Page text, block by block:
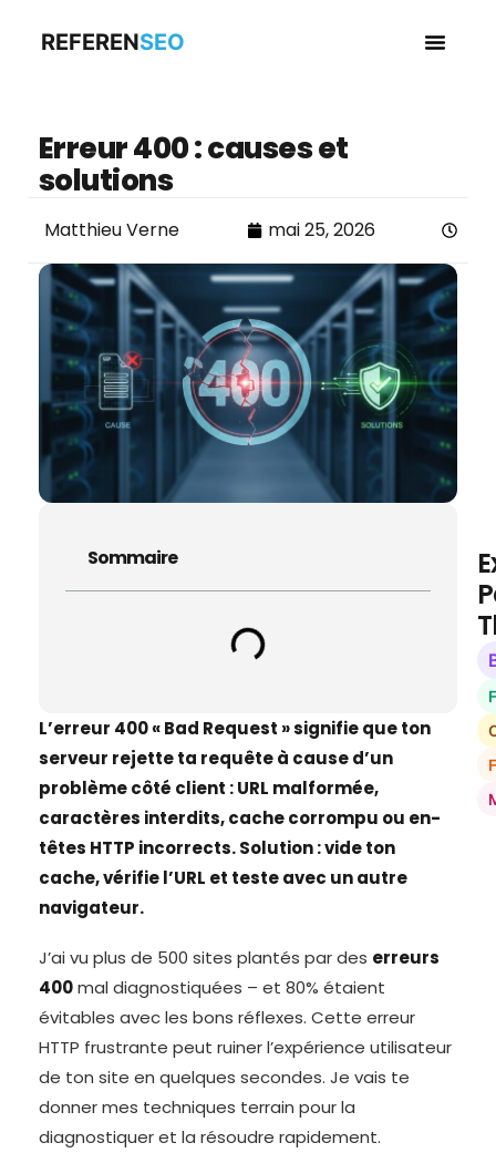
REFERENSEO
Erreur 400 : causes et
solutions
Matthieu Verne mai 25, 2026
Sommaire
L’erreur 400 « Bad Request » signifie que ton
serveur rejette ta requête à cause d’un
problème côté client : URL malformée,
caractères interdits, cache corrompu ou en-
têtes HTTP incorrects. Solution : vide ton
cache, vérifie l’URL et teste avec un autre
navigateur.
J’ai vu plus de 500 sites plantés par des erreurs
400mal diagnostiquées – et 80% étaient
évitables avec les bons réflexes. Cette erreur
HTTP frustrante peut ruiner l’expérience utilisateur
de ton site en quelques secondes. Je vais te
donner mes techniques terrain pour la
diagnostiquer et la résoudre rapidement.